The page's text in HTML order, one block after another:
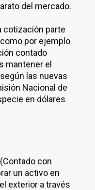
del mercado.
cotización parte
por ejemplo
contado
mantener el
las nuevas
Nacional de
en dólares
(Contado con
un activo en
exterior a través